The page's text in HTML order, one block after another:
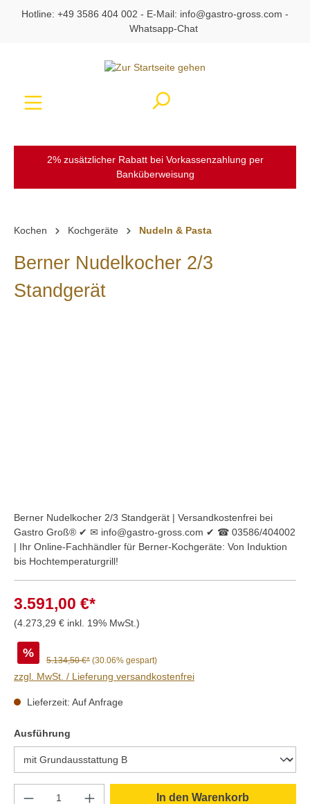
springen
Hotline: +49 3586 404 002 - E-Mail: info@gastro-gross.com -
Whatsapp-Chat
2% zusätzlicher Rabatt bei Vorkassenzahlung per
Banküberweisung
Kochen Kochgeräte Nudeln & Pasta
Berner Nudelkocher 2/3
Standgerät
Berner Nudelkocher 2/3 Standgerät | Versandkostenfrei bei
Gastro Groß® ✔ ✉ info@gastro-gross.com ✔ ☎ 03586/404002
| Ihr Online-Fachhändler für Berner-Kochgeräte: Von Induktion
bis Hochtemperaturgrill!
3.591,00 €*
(4.273,29 € inkl. 19% MwSt.)
%
5.134,50 €* (30.06% gespart)
zzgl. MwSt. / Lieferung versandkostenfrei
Lieferzeit: Auf Anfrage
Ausführung
Produkt Anzahl: Gib den gewünschten
In den Warenkorb